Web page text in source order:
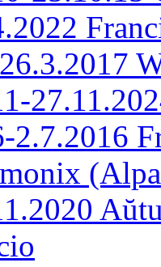
2.7.2016